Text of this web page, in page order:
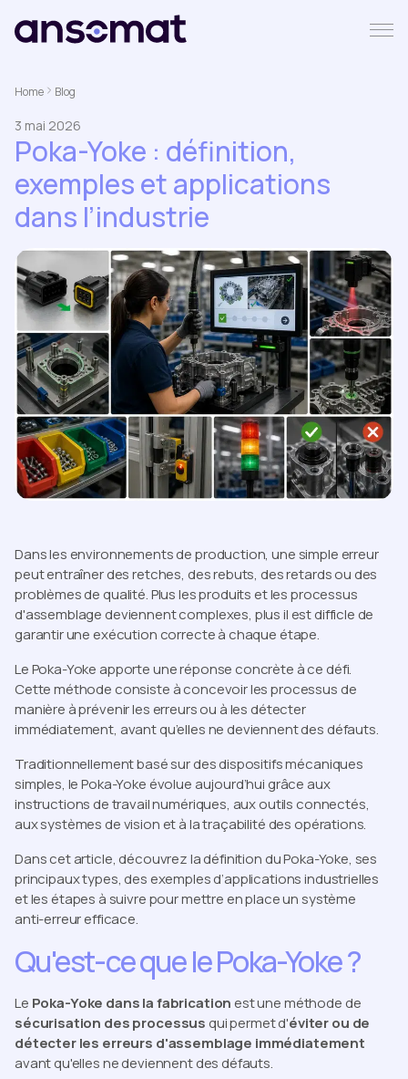
Home Blog
3 mai 2026
Poka-Yoke : définition,
exemples et applications
dans l’industrie
Dans les environnements de production, une simple erreur
peut entraîner des retches, des rebuts, des retards ou des
problèmes de qualité. Plus les produits et les processus
d'assemblage deviennent complexes, plus il est difficle de
garantir une exécution correcte à chaque étape.
Le Poka-Yoke apporte une réponse concrète à ce défi.
Cette méthode consiste à concevoir les processus de
manière à prévenir les erreurs ou à les détecter
immédiatement, avant qu’elles ne deviennent des défauts.
Traditionnellement basé sur des dispositifs mécaniques
simples, le Poka-Yoke évolue aujourd’hui grâce aux
instructions de travail numériques, aux outils connectés,
aux systèmes de vision et à la traçabilité des opérations.
Dans cet article, découvrez la définition du Poka-Yoke, ses
principaux types, des exemples d’applications industrielles
et les étapes à suivre pour mettre en place un système
anti-erreur efficace.
Qu'est-ce que le Poka-Yoke ?
Le Poka-Yoke dans la fabrication est une méthode de
sécurisation des processus qui permet d'éviter ou de
détecter les erreurs d'assemblage immédiatement
avant qu'elles ne deviennent des défauts.